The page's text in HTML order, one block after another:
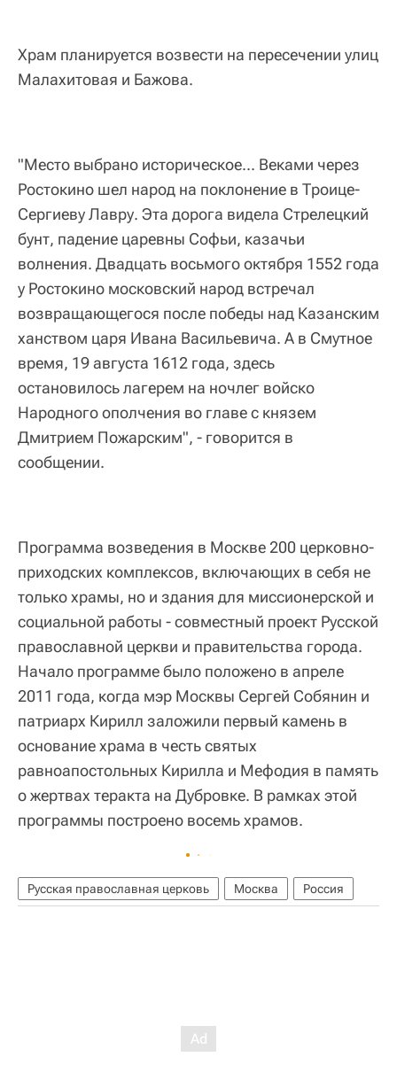
Храм планируется возвести на пересечении улиц
Малахитовая и Бажова.
"Место выбрано историческое... Веками через
Ростокино шел народ на поклонение в Троице-
Сергиеву Лавру. Эта дорога видела Стрелецкий
бунт, падение царевны Софьи, казачьи
волнения. Двадцать восьмого октября 1552 года
у Ростокино московский народ встречал
возвращающегося после победы над Казанским
ханством царя Ивана Васильевича. А в Смутное
время, 19 августа 1612 года, здесь
остановилось лагерем на ночлег войско
Народного ополчения во главе с князем
Дмитрием Пожарским", - говорится в
сообщении.
Программа возведения в Москве 200 церковно-
приходских комплексов, включающих в себя не
только храмы, но и здания для миссионерской и
социальной работы - совместный проект Русской
православной церкви и правительства города.
Начало программе было положено в апреле
2011 года, когда мэр Москвы Сергей Собянин и
патриарх Кирилл заложили первый камень в
основание храма в честь святых
равноапостольных Кирилла и Мефодия в память
о жертвах теракта на Дубровке. В рамках этой
программы построено восемь храмов.
Русская православная церковь Москва Россия